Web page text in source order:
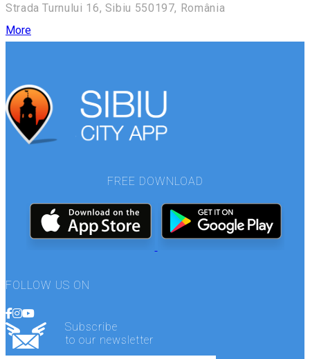
Strada Turnului 16, Sibiu 550197, România
More
FREE DOWNLOAD
FOLLOW US ON
Subscribe
to our newsletter